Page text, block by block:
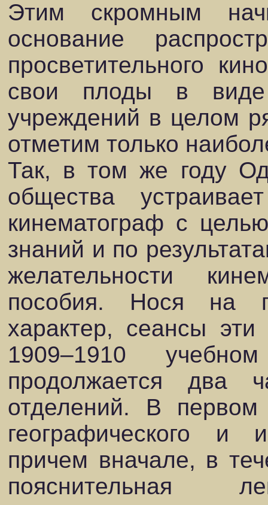
Этим скромным
основание
просветительного
свои плоды в
учреждений в целом
отметим только
Так, в том же году
общества
кинематограф с
знаний и по
желательности
пособия. Нося на
характер, сеансы
1909–1910
продолжается два
отделений. В первом
географического и
причем вначале, в
пояснительная